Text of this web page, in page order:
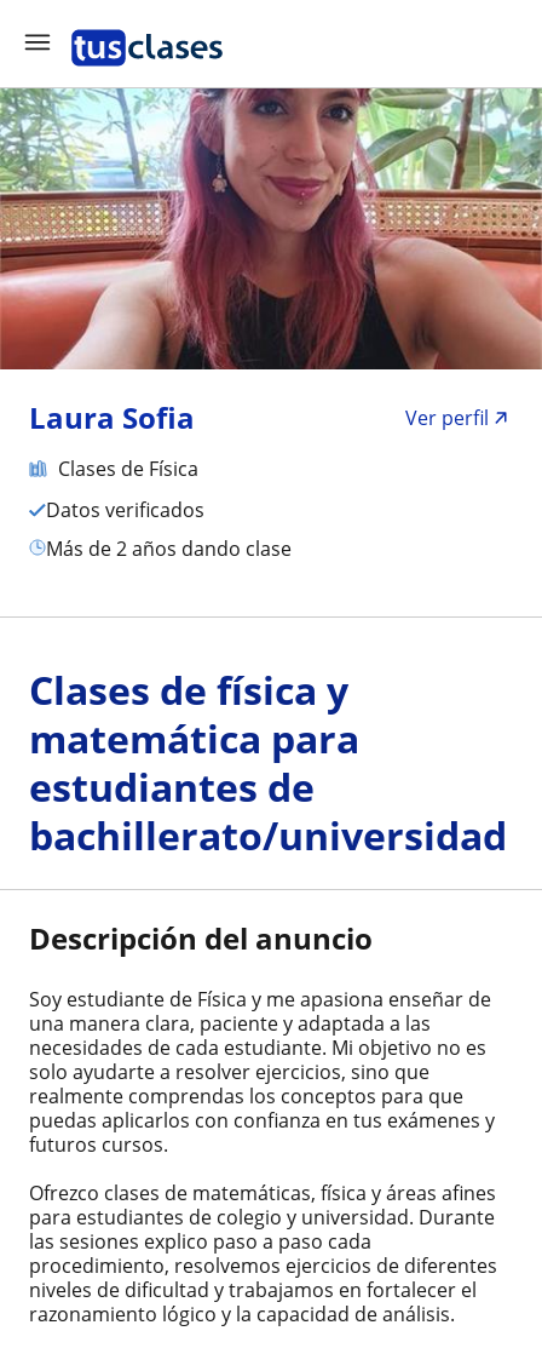
Laura Sofia
Ver perfil
Clases de Física
Datos verificados
más de 2 años dando clase
Clases de física y
matemática para
estudiantes de
bachillerato/universidad
Descripción del anuncio
Soy estudiante de Física y me apasiona enseñar de
una manera clara, paciente y adaptada a las
necesidades de cada estudiante. Mi objetivo no es
solo ayudarte a resolver ejercicios, sino que
realmente comprendas los conceptos para que
puedas aplicarlos con confianza en tus exámenes y
futuros cursos.
Ofrezco clases de matemáticas, física y áreas afines
para estudiantes de colegio y universidad. Durante
las sesiones explico paso a paso cada
procedimiento, resolvemos ejercicios de diferentes
niveles de dificultad y trabajamos en fortalecer el
razonamiento lógico y la capacidad de análisis.